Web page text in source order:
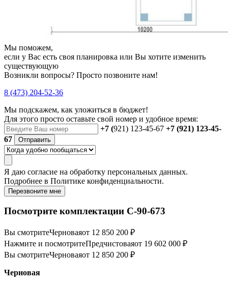
Мы поможем,
если у Вас есть своя планировка или Вы хотите изменить
существующую
Возникли вопросы? Просто позвоните нам!
8 (473) 204-52-36
Мы подскажем, как уложиться в бюджет!
Для этого просто оставьте свой номер и удобное время:
+7 (921) 123-45-67 +7 (921) 123-45-
67
Отправить
Я даю согласие на обработку персональных данных.
Подробнее в Политике конфиденциальности.
Перезвоните мне
Посмотрите комплектации С-90-673
Вы смотритеЧерноваяот 12 850 200 ₽
Нажмите и посмотритеПредчистоваяот 19 602 000 ₽
Вы смотритеЧерноваяот 12 850 200 ₽
Черновая